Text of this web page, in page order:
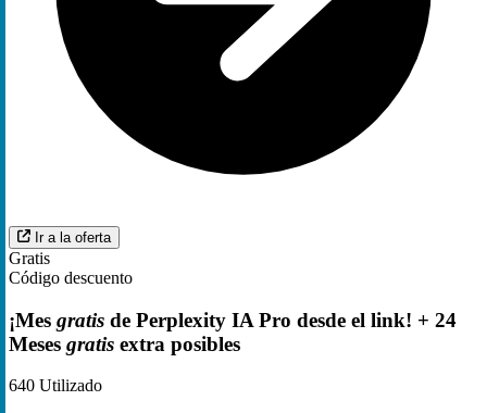
Ir a la oferta
Gratis
Código descuento
¡Mes gratis de Perplexity IA Pro desde el link! + 24
Meses gratis extra posibles
640 Utilizado